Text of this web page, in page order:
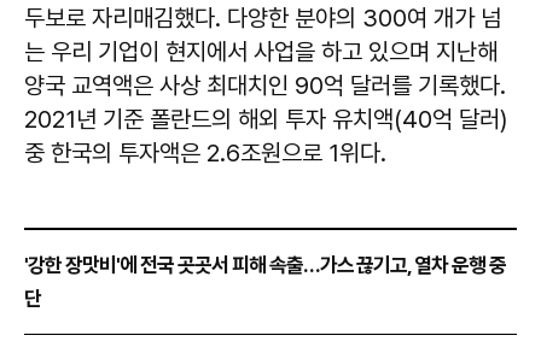
두보로 자리매김했다. 다양한 분야의 300여 개가 넘
는 우리 기업이 현지에서 사업을 하고 있으며 지난해
양국 교역액은 사상 최대치인 90억 달러를 기록했다.
2021년 기준 폴란드의 해외 투자 유치액(40억 달러)
중 한국의 투자액은 2.6조원으로 1위다.
'강한 장맛비'에 전국 곳곳서 피해 속출…가스 끊기고, 열차 운행 중
단